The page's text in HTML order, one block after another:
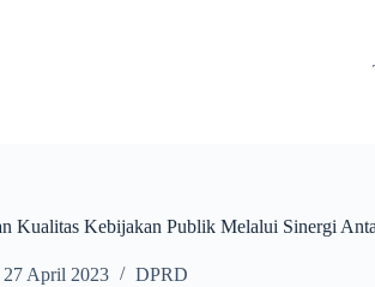
Kualitas Kebijakan Publik Melalui Sinergi
27 April 2023 DPRD